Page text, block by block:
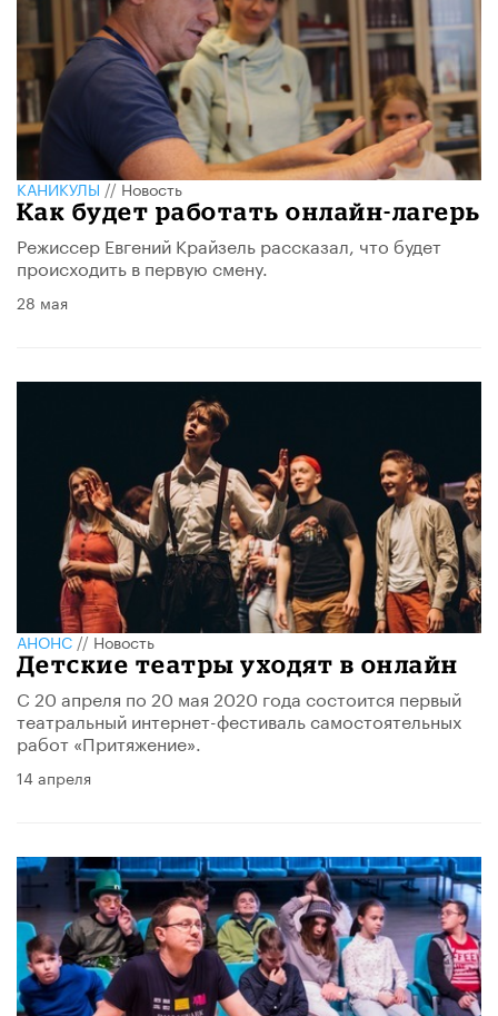
КАНИКУЛЫ//Новость
Как будет работать онлайн-лагерь
Режиссер Евгений Крайзель рассказал, что будет
происходить в первую смену.
28 мая
АНОНС//Новость
Детские театры уходят в онлайн
С 20 апреля по 20 мая 2020 года состоится первый
театральный интернет-фестиваль самостоятельных
работ «Притяжение».
14 апреля